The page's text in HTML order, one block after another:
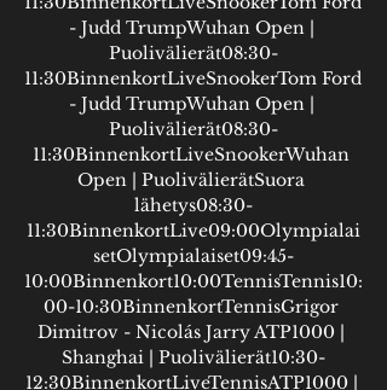
- Judd TrumpWuhan Open |
Puolivälierät08:30-
11:30BinnenkortLiveSnookerTom Ford
- Judd TrumpWuhan Open |
Puolivälierät08:30-
11:30BinnenkortLiveSnookerWuhan
Open | PuolivälierätSuora
lähetys08:30-
11:30BinnenkortLive09:00Olympialai
setOlympialaiset09:45-
10:00Binnenkort10:00TennisTennis10:
00-10:30BinnenkortTennisGrigor
Dimitrov - Nicolás Jarry ATP1000 |
Shanghai | Puolivälierät10:30-
12:30BinnenkortLiveTennisATP1000 |